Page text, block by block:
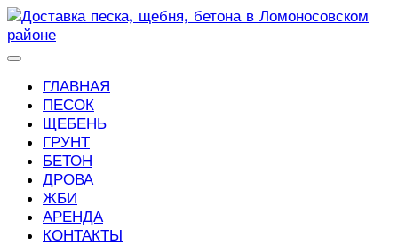
ГЛАВНАЯ
ПЕСОК
ЩЕБЕНЬ
ГРУНТ
БЕТОН
ДРОВА
ЖБИ
АРЕНДА
КОНТАКТЫ